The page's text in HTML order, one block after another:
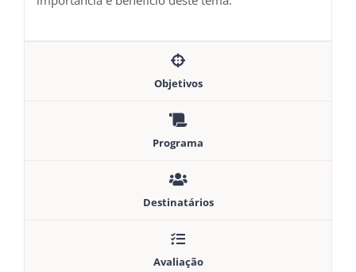
Objetivos
Programa
Destinatários
Avaliação